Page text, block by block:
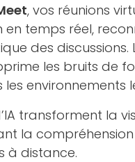
, vos réunions
temps réel,
des discussions.
les bruits de
environnements
transforment la
la
à distance.